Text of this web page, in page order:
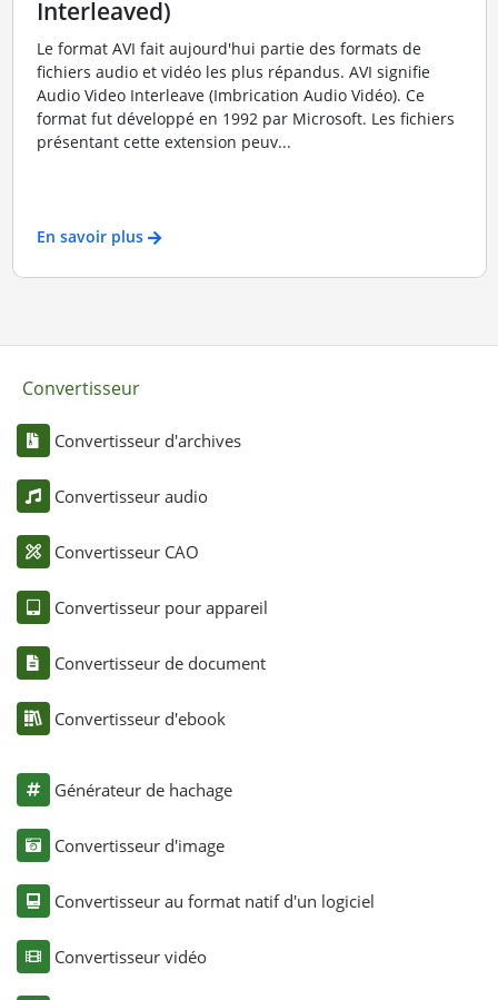
Interleaved)
Le format AVI fait aujourd'hui partie des formats de
fichiers audio et vidéo les plus répandus. AVI signifie
Audio Video Interleave (Imbrication Audio Vidéo). Ce
format fut développé en 1992 par Microsoft. Les fichiers
présentant cette extension peuv...
En savoir plus
Convertisseur
Convertisseur d'archives
Convertisseur audio
Convertisseur CAO
Convertisseur pour appareil
Convertisseur de document
Convertisseur d'ebook
Générateur de hachage
Convertisseur d'image
Convertisseur au format natif d'un logiciel
Convertisseur vidéo